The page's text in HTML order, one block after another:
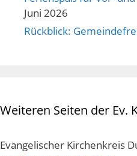
Juni 2026
Rückblick:
Weiteren Seiten der Ev.
Evangelischer Kirchenkreis